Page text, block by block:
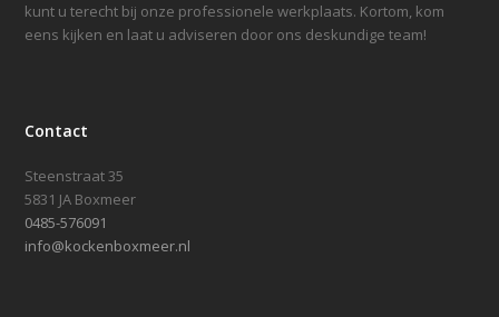
kunt u terecht bij onze professionele werkplaats. Kortom, kom
eens kijken en laat u adviseren door ons deskundige team!
Contact
Steenstraat 35
5831 JA Boxmeer
0485-576091
info@kockenboxmeer.nl